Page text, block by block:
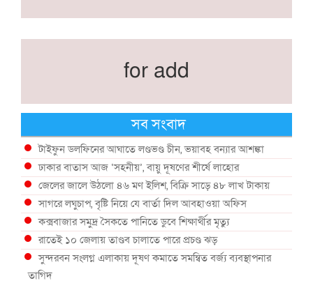
for add
সব সংবাদ
টাইফুন ডলফিনের আঘাতে লণ্ডভণ্ড চীন, ভয়াবহ বন্যার আশঙ্কা
ঢাকার বাতাস আজ ‘সহনীয়’, বায়ু দূষণের শীর্ষে লাহোর
জেলের জালে উঠলো ৪৬ মণ ইলিশ, বিক্রি সাড়ে ৪৮ লাখ টাকায়
সাগরে লঘুচাপ, বৃষ্টি নিয়ে যে বার্তা দিল আবহাওয়া অফিস
কক্সবাজার সমুদ্র সৈকতে পানিতে ডুবে শিক্ষার্থীর মৃত্যু
রাতেই ১০ জেলায় তাণ্ডব চালাতে পারে প্রচণ্ড ঝড়
সুন্দরবন সংলগ্ন এলাকায় দূষণ কমাতে সমন্বিত বর্জ্য ব্যবস্থাপনার
তাগিদ